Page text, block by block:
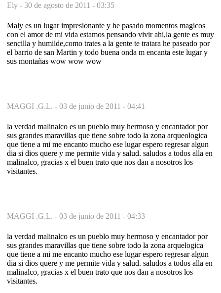
Ely - 30 de agosto de 2011 - 03:35
Maly es un lugar impresionante y he pasado momentos magicos
con el amor de mi vida estamos pensando vivir ahi,la gente es muy
sencilla y humilde,como trates a la gente te tratara he paseado por
el barrio de san Martin y todo buena onda m encanta este lugar y
sus montañas wow wow wow
MAGGI .G.L. - 03 de junio de 2011 - 04:41
la verdad malinalco es un pueblo muy hermoso y encantador por
sus grandes maravillas que tiene sobre todo la zona arqueologica
que tiene a mi me encanto mucho ese lugar espero regresar algun
dia si dios quere y me permite vida y salud. saludos a todos alla en
malinalco, gracias x el buen trato que nos dan a nosotros los
visitantes.
MAGGI .G.L. - 03 de junio de 2011 - 04:33
la verdad malinalco es un pueblo muy hermoso y encantador por
sus grandes maravillas que tiene sobre todo la zona arquelogica
que tiene a mi me encanto mucho ese lugar espero regresar algun
dia si dios quere y me permite vida y salud. saludos a todos alla en
malinalco, gracias x el buen trato que nos dan a nosotros los
visitantes.